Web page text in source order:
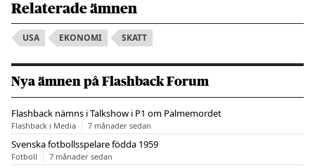
Relaterade ämnen
USA EKONOMI SKATT
Nya ämnen på Flashback Forum
Flashback nämns i Talkshow i P1 om Palmemordet
Flashback i Media 7 månader sedan
Svenska fotbollsspelare födda 1959
Fotboll 7 månader sedan